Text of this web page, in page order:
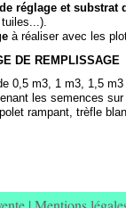
réglage et substrat
à réaliser avec les
DE REMPLISSAGE
0,5 m3, 1 m3, 1,5
les semences
rampant, trèfle